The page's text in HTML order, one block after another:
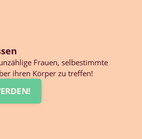
Frauen, selbestimmte
ihren Körper zu treffen!